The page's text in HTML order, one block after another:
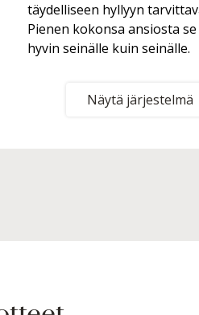
täydelliseen hyllyyn
Pienen kokonsa ansiosta
hyvin seinälle kuin seinälle.
Näytä järjestelmä